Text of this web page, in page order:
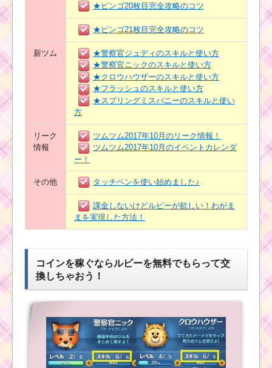
★ビンゴ20枚目完全攻略のコツ
★ビンゴ21枚目完全攻略のコツ
新ツム
★警察官ジュディのスキルと使い方
★警察官ニックのスキルと使い方
★クロウハウザーのスキルと使い方
★フラッシュのスキルと使い方
★スプリングミスバニーのスキルと使い
方
リーク
情報
ツムツム2017年10月のリーク情報！
ツムツム2017年10月のイベントカレンダ
ー！
その他 タッチペンを使い始めました♪
課金しないけどルビーが欲しい！わがま
まを実現した方法！
コインを稼ぐならルビーを無料でもらって交
換しちゃおう！